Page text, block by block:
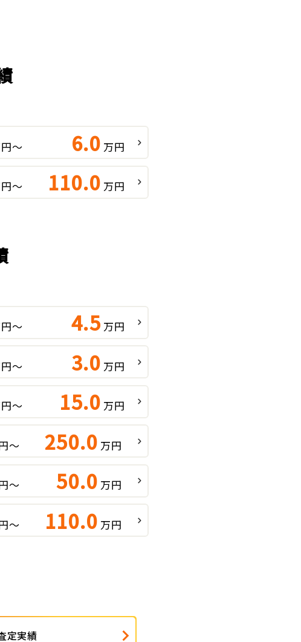
～ 6.0 万円
～ 110.0 万円
～ 4.5 万円
～ 3.0 万円
～ 15.0 万円
～ 250.0 万円
～ 50.0 万円
～ 110.0 万円
定実績